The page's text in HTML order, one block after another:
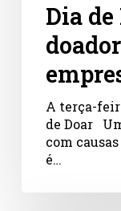
Dia
A terça-
de Doar
com
é…